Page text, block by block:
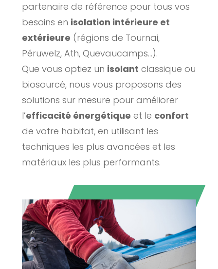
partenaire de référence pour tous vos
besoins en isolation intérieure et
extérieure (régions de Tournai,
Péruwelz, Ath, Quevaucamps…).
Que vous optiez un isolant classique ou
biosourcé, nous vous proposons des
solutions sur mesure pour améliorer
l’efficacité énergétique et le confort
de votre habitat, en utilisant les
techniques les plus avancées et les
matériaux les plus performants.